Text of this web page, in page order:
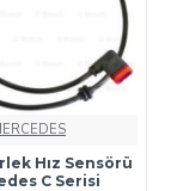
Hız Sensörü
C Serisi